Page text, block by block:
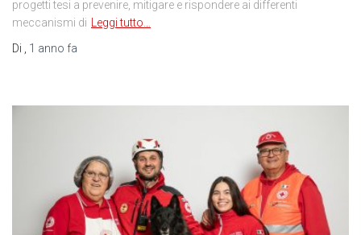
progetti tesi a prevenire, mitigare e rispondere ai differenti
meccanismi di
Leggi tutto…
Di
1 anno fa